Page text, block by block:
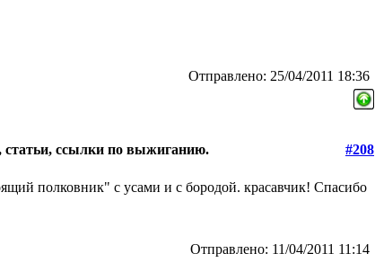
Отправлено: 25/04/2011 18:36
ссылки по выжиганию.
#208
полковник" с усами и с бородой. красавчик! Спасибо
Отправлено: 11/04/2011 11:14